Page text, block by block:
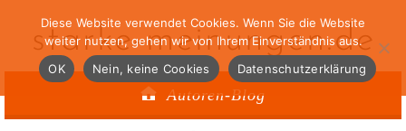
starke-meinungen.de
Autoren-Blog
Diese Website verwendet Cookies. Wenn Sie die Website
weiter nutzen, gehen wir von Ihrem Einverständnis aus.
OK
Nein, keine Cookies Datenschutzerklärung